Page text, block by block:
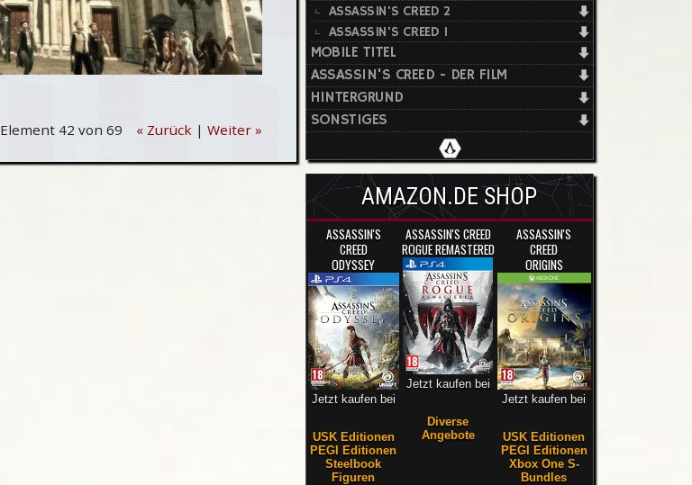
Element 42 von 69 « Zurück |Weiter »
ASSASSIN'S CREED 2
ASSASSIN'S CREED 1
MOBILE TITEL
ASSASSIN'S CREED - DER FILM
HINTERGRUND
SONSTIGES
AMAZON.DE SHOP
ASSASSIN'S
CREED
ODYSSEY
Jetzt kaufen bei
USK Editionen
PEGI Editionen
Steelbook
Figuren
ASSASSIN'S CREED
ROGUE REMASTERED
Jetzt kaufen bei
Diverse
Angebote
ASSASSIN'S
CREED
ORIGINS
Jetzt kaufen bei
USK Editionen
PEGI Editionen
Xbox One S-
Bundles